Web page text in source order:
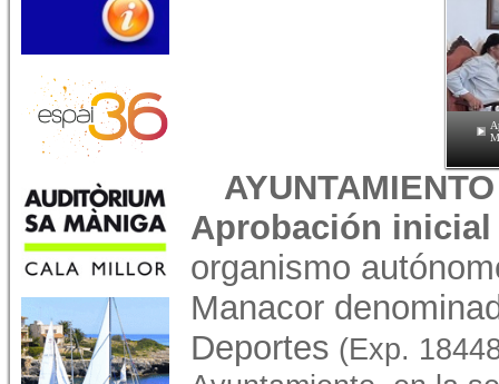
Aprobación
organismo
Manacor
Deportes (Exp.